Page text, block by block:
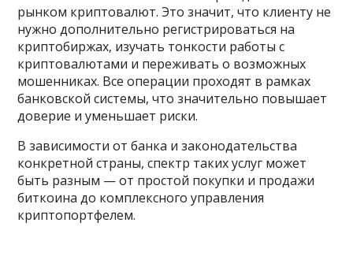
рынком криптовалют. Это значит, что клиенту не
нужно дополнительно регистрироваться на
криптобиржах, изучать тонкости работы с
криптовалютами и переживать о возможных
мошенниках. Все операции проходят в рамках
банковской системы, что значительно повышает
доверие и уменьшает риски.
В зависимости от банка и законодательства
конкретной страны, спектр таких услуг может
быть разным — от простой покупки и продажи
биткоина до комплексного управления
криптопортфелем.